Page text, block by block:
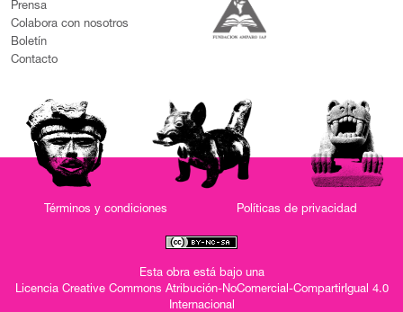
Prensa
Colabora con nosotros
Boletín
Contacto
Términos y condiciones Políticas de privacidad
Esta obra está bajo una
Licencia Creative Commons Atribución-NoComercial-CompartirIgual 4.0
Internacional